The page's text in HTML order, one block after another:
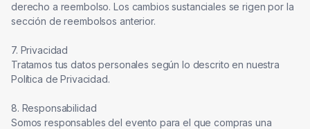
derecho a reembolso. Los cambios sustanciales se rigen por la
sección de reembolsos anterior.
7. Privacidad
Tratamos tus datos personales según lo descrito en nuestra
Política de Privacidad.
8. Responsabilidad
Somos responsables del evento para el que compras una